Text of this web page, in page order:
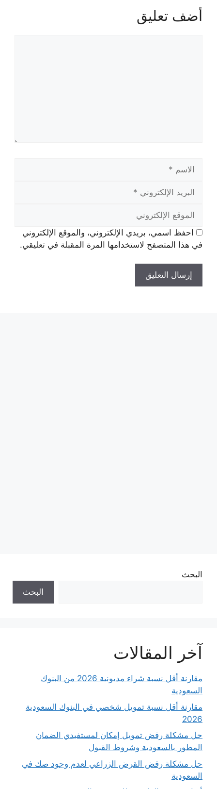
أضف تعليق
الاسم
البريد
الإلكتروني
الموقع
الإلكتروني
احفظ اسمي، بريدي الإلكتروني، والموقع الإلكتروني
في هذا المتصفح لاستخدامها المرة المقبلة في تعليقي.
البحث
البحث
آخر المقالات
مقارنة أقل نسبة شراء مديونية 2026 من البنوك
السعودية
مقارنة أقل نسبة تمويل شخصي في البنوك السعودية
2026
حل مشكلة رفض تمويل إمكان لمستفيدي الضمان
المطور بالسعودية وشروط القبول
حل مشكلة رفض القرض الزراعي لعدم وجود صك في
السعودية